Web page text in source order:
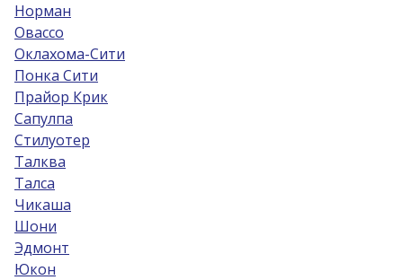
Норман
Овассо
Оклахома-Сити
Понка Сити
Прайор Крик
Сапулпа
Стилуотер
Талква
Талса
Чикаша
Шони
Эдмонт
Юкон